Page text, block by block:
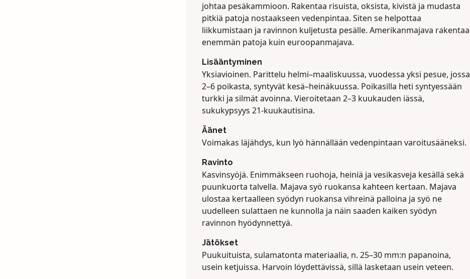
johtaa pesäkammioon. Rakentaa risuista, oksista, kivistä ja mudasta
pitkiä patoja nostaakseen vedenpintaa. Siten se helpottaa
liikkumistaan ja ravinnon kuljetusta pesälle. Amerikanmajava rakentaa
enemmän patoja kuin euroopanmajava.
Lisääntyminen
Yksiavioinen. Parittelu helmi–maaliskuussa, vuodessa yksi pesue, jossa
2–6 poikasta, syntyvät kesä–heinäkuussa. Poikasilla heti syntyessään
turkki ja silmät avoinna. Vieroitetaan 2–3 kuukauden iässä,
sukukypsyys 21-kuukautisina.
Äänet
Voimakas läjähdys, kun lyö hännällään vedenpintaan varoitusääneksi.
Ravinto
Kasvinsyöjä. Enimmäkseen ruohoja, heiniä ja vesikasveja kesällä sekä
puunkuorta talvella. Majava syö ruokansa kahteen kertaan. Majava
ulostaa kertaalleen syödyn ruokansa vihreinä palloina ja syö ne
uudelleen sulattaen ne kunnolla ja näin saaden kaiken syödyn
ravinnon hyödynnettyä.
Jätökset
Puukuituista, sulamatonta materiaalia, n. 25–30 mm:n papanoina,
usein ketjuissa. Harvoin löydettävissä, sillä lasketaan usein veteen.